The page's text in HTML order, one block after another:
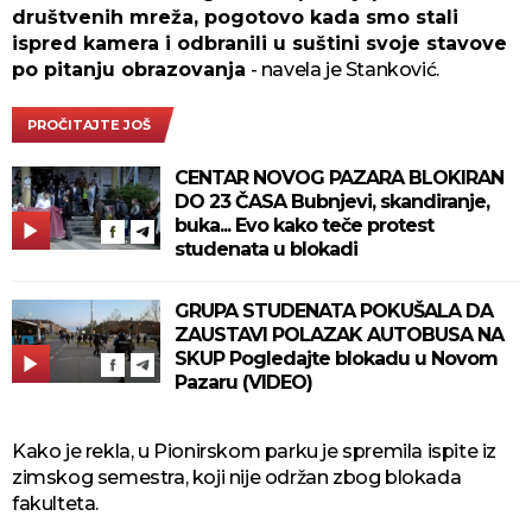
društvenih mreža, pogotovo kada smo stali
ispred kamera i odbranili u suštini svoje stavove
po pitanju obrazovanja - navela je Stanković.
PROČITAJTE JOŠ
CENTAR NOVOG PAZARA BLOKIRAN
DO 23 ČASA Bubnjevi, skandiranje,
buka... Evo kako teče protest
studenata u blokadi
GRUPA STUDENATA POKUŠALA DA
ZAUSTAVI POLAZAK AUTOBUSA NA
SKUP Pogledajte blokadu u Novom
Pazaru (VIDEO)
Kako je rekla, u Pionirskom parku je spremila ispite iz
zimskog semestra, koji nije održan zbog blokada
fakulteta.